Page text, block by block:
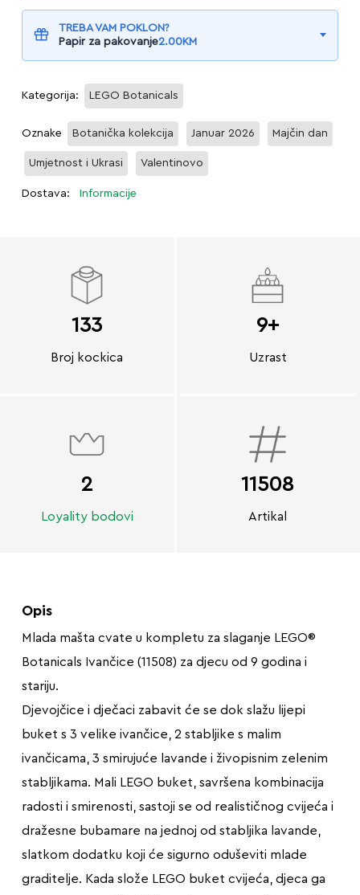
TREBA VAM POKLON?
Papir za pakovanje2.00KM
Kategorija: LEGO Botanicals
Oznake Botanička kolekcija Januar 2026 Majčin dan
Umjetnost i Ukrasi Valentinovo
Dostava: Informacije
133
Broj kockica
9+
Uzrast
2
Loyality bodovi
11508
Artikal
Opis
Mlada mašta cvate u kompletu za slaganje LEGO®
Botanicals Ivančice (11508) za djecu od 9 godina i
stariju.
Djevojčice i dječaci zabavit će se dok slažu lijepi
buket s 3 velike ivančice, 2 stabljike s malim
ivančicama, 3 smirujuće lavande i živopisnim zelenim
stabljikama. Mali LEGO buket, savršena kombinacija
radosti i smirenosti, sastoji se od realističnog cvijeća i
dražesne bubamare na jednoj od stabljika lavande,
slatkom dodatku koji će sigurno oduševiti mlade
graditelje. Kada slože LEGO buket cvijeća, djeca ga